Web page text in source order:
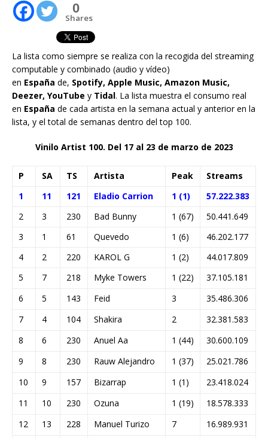
0
Shares
La lista como siempre se realiza con la recogida del streaming
computable y combinado (audio y vídeo)
en España de, Spotify, Apple Music, Amazon Music,
Deezer, YouTube y Tidal. La lista muestra el consumo real
en España de cada artista en la semana actual y anterior en la
lista, y el total de semanas dentro del top 100.
Vinilo Artist 100. Del 17 al 23 de marzo de 2023
P SA TS Artista Peak
Streams
1
11 121 Eladio Carrion 1 (1)
57.222.383
2
3 230 Bad Bunny 1 (67)
50.441.649
3
1 61 Quevedo 1 (6)
46.202.177
4
2 220 KAROL G 1 (2)
44.017.809
5
7 218 Myke Towers 1 (22)
37.105.181
6
5 143 Feid 3
35.486.306
7
4 104 Shakira 2
32.381.583
8
6 230 Anuel Aa 1 (44)
30.600.109
9
8 230 Rauw Alejandro 1 (37)
25.021.786
10
9 157 Bizarrap 1 (1)
23.418.024
11
10 230 Ozuna 1 (19)
18.578.333
12
13 228 Manuel Turizo 7
16.989.931